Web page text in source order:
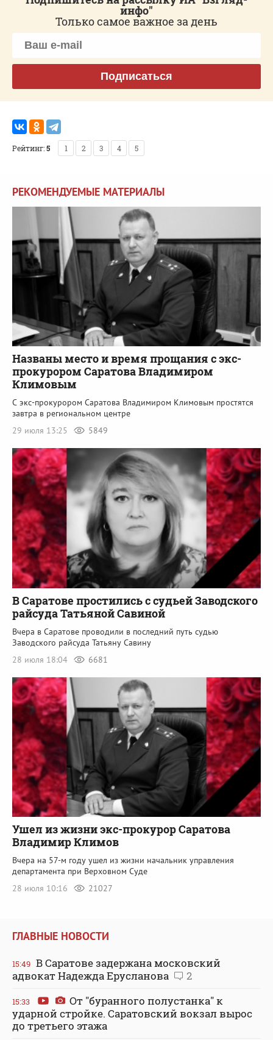
инфо"
Только самое важное за день
Подписаться
Рейтинг:5 1 2 3 4 5
РЕКОМЕНДУЕМЫЕ МАТЕРИАЛЫ
Названы место и время прощания с экс-
прокурором Саратова Владимиром
Климовым
С экс-прокурором Саратова Владимиром Климовым простятся
завтра в региональном центре
29 июля 13:25
5849
В Саратове простились с судьей Заводского
райсуда Татьяной Савиной
Вчера в Саратове проводили в последний путь судью
Заводского райсуда Татьяну Савину
28 июля 18:04
6681
Ушел из жизни экс-прокурор Саратова
Владимир Климов
Вчера на 57-м году ушел из жизни начальник управления
департамента при Верховном Суде
28 июля 10:16
21027
ГЛАВНЫЕ НОВОСТИ
15:49 В Саратове задержана московский
адвокат Надежда Ерусланова
2
15:33
От "буранного полустанка" к
ударной стройке. Саратовский вокзал вырос
до третьего этажа